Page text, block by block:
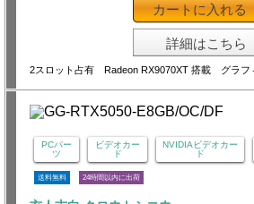
カートに入れる
詳細はこちら
2スロット占有 Radeon RX9070XT 搭載 グラフ
PCパー
ツ
ビデオカー
ド
NVIDIAビデオカー
ド
送料無料 24時間以内に出荷